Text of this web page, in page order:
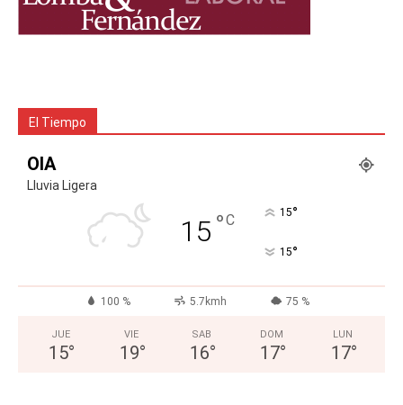
El Tiempo
OIA
Lluvia Ligera
15 °C 15°
15°
100 % 5.7kmh 75 %
JUE
15°
VIE
19°
SAB
16°
DOM
17°
LUN
17°